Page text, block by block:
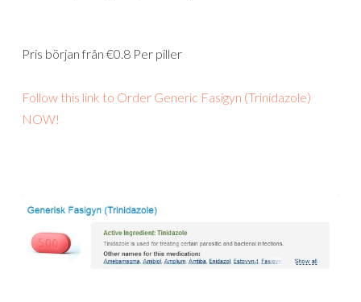
Pris början från €0.8 Per piller
Follow this link to Order Generic Fasigyn (Trinidazole)
NOW!